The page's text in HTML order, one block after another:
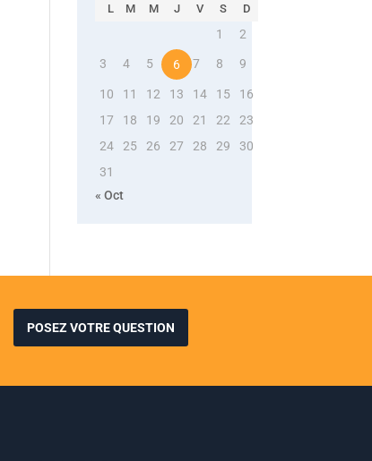
L M M J V S D
1 2
3 4 5 6 7 8 9
10 11 12 13 14 15
16
17
18 19 20 21 22
23
24
25 26 27 28 29
30
31
« Oct
POSEZ VOTRE QUESTION